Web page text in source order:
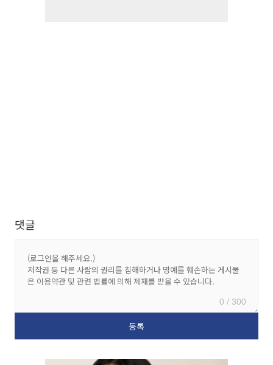
댓글
0 / 300